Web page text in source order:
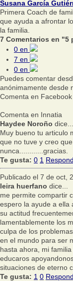
Susana García
Primera Coach de
que ayuda a afrontar
la familia.
7 Comentarios en "5
0 en
7 en
0 en
Puedes comentar
anónimamente desde
Comenta en Facebook
Comenta en Innatia
Haydee Noroño dice...
Muy bueno tu articulo
que no tuve y creo
nunca............gracias.
Te gusta: 0 1
Publicado el 7 de oct,
leira huerfano dice...
me permite compartir
espero la ayude a ella
su actitud
lamentablemente los
culpa de los
en el mundo para ser
hasta ahora, mi
educaros
situaciones de eterno
Te gusta: 1 0